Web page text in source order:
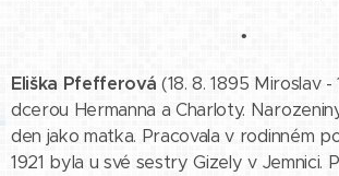
•
Eliška Pfefferová (18. 8. 1895 Miroslav
dcerou Hermanna a Charloty.
den jako matka. Pracovala v rodinném
1921 byla u své sestry Gizely v Jemnici.